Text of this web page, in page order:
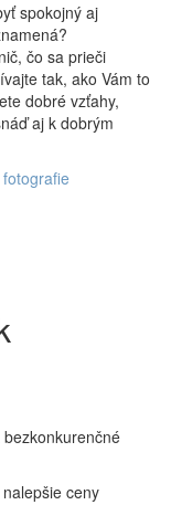
spokojný aj
čo sa prieči
tak, ako Vám to
dobré vzťahy,
aj k dobrým
bezkonkurenčné
ceny